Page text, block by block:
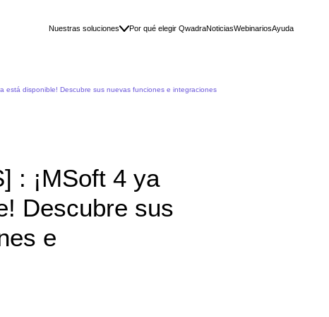
Nuestras soluciones Por qué elegir QwadraNoticiasWebinariosAyuda
está disponible! Descubre sus nuevas funciones e integraciones
: ¡MSoft 4 ya
Descubre sus
e